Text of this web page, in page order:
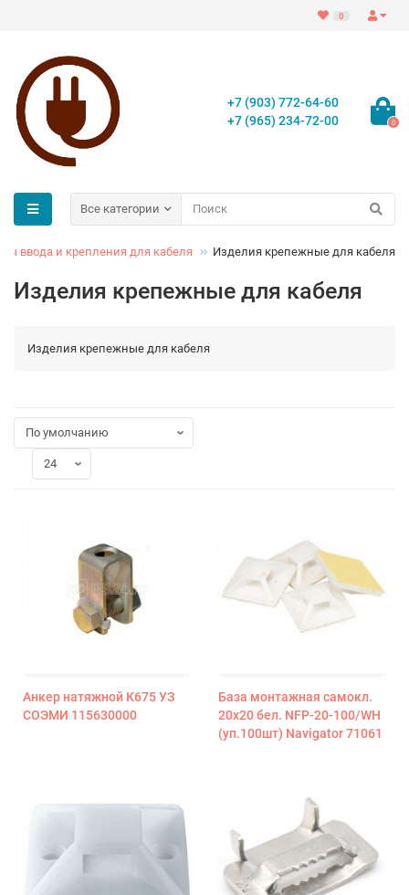
0
+7 (903) 772-64-60
+7 (965) 234-72-00
0
Все категории
ввода и крепления для кабеля Изделия крепежные для кабеля
Изделия крепежные для кабеля
Изделия крепежные для кабеля
Анкер натяжной К675 УЗ
СОЭМИ 115630000
База монтажная самокл.
20х20 бел. NFP-20-100/WH
(уп.100шт) Navigator 71061